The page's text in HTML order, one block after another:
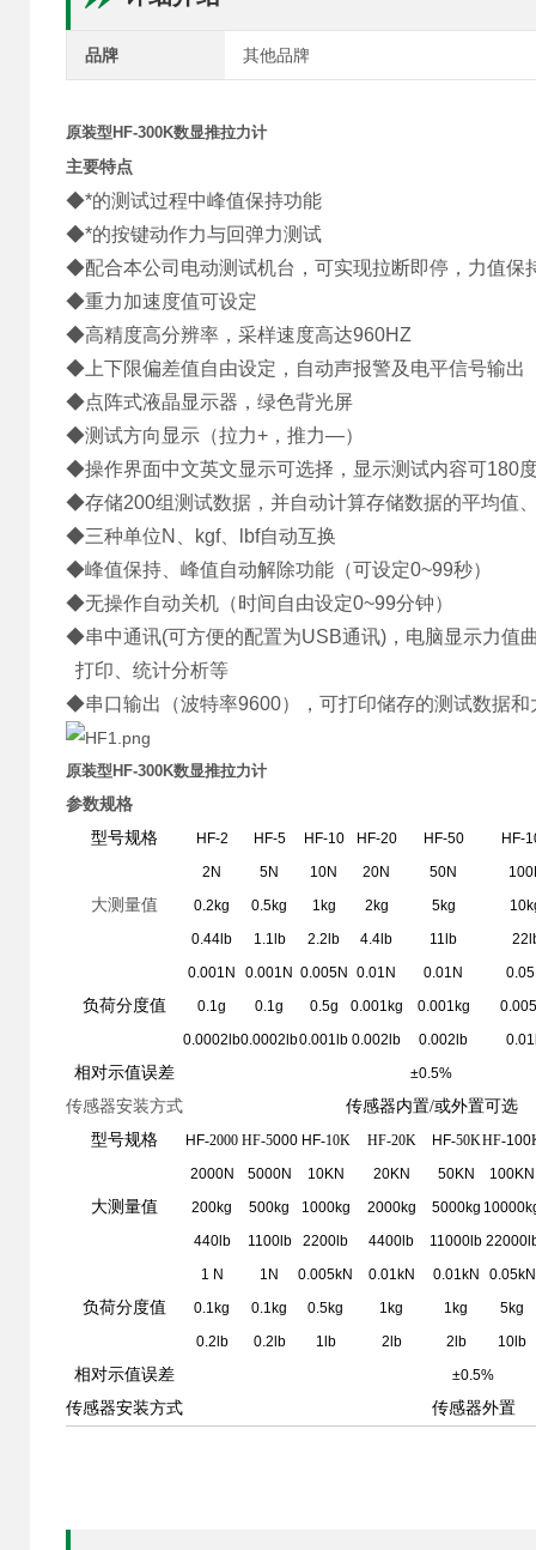
品牌 其他品牌
原装型HF-300K数显推拉力计
主要特点
◆*的测试过程中峰值保持功能
◆*的按键动作力与回弹力测试
◆配合本公司电动测试机台，可实现拉断即停，力值保
◆重力加速度值可设定
◆高精度高分辨率，采样速度高达960HZ
◆上下限偏差值自由设定，自动声报警及电平信号输出
◆点阵式液晶显示器，绿色背光屏
◆测试方向显示（拉力+，推力—）
◆操作界面中文英文显示可选择，显示测试内容可180
◆存储200组测试数据，并自动计算存储数据的平均值
◆三种单位N、kgf、lbf自动互换
◆峰值保持、峰值自动解除功能（可设定0~99秒）
◆无操作自动关机（时间自由设定0~99分钟）
◆串中通讯(可方便的配置为USB通讯)，电脑显示力值
打印、统计分析等
◆串口输出（波特率9600），可打印储存的测试数据和
原装型HF-300K数显推拉力计
参数规格
型号规格
HF-2 HF-5 HF-10 HF-20 HF-50 HF-
大测量值
2N
0.2kg
0.44lb
5N
0.5kg
1.1lb
10N
1kg
2.2lb
20N
2kg
4.4lb
50N
5kg
11lb
负荷分度值
0.001N
0.1g
0.0002lb
0.001N
0.1g
0.0002lb
0.005N
0.5g
0.001lb
0.01N
0.001kg
0.002lb
0.01N
0.001kg
0.002lb
相对示值误差 ±0.5%
传感器安装方式
传感器内置/或外置可选
型号规格
HF-2000 HF-5000 HF-10K HF-20K HF-50KHF-100
大测量值
2000N
200kg
440lb
5000N
500kg
1100lb
10KN
1000kg
2200lb
20KN
2000kg
4400lb
50KN
5000kg
11000lb
100KN
负荷分度值
1 N
0.1kg
0.2lb
1N
0.1kg
0.2lb
0.005kN
0.5kg
1lb
0.01kN
1kg
2lb
0.01kN
1kg
2lb
0.05kN
5kg
10lb
相对示值误差 ±0.5%
传感器安装方式 传感器外置